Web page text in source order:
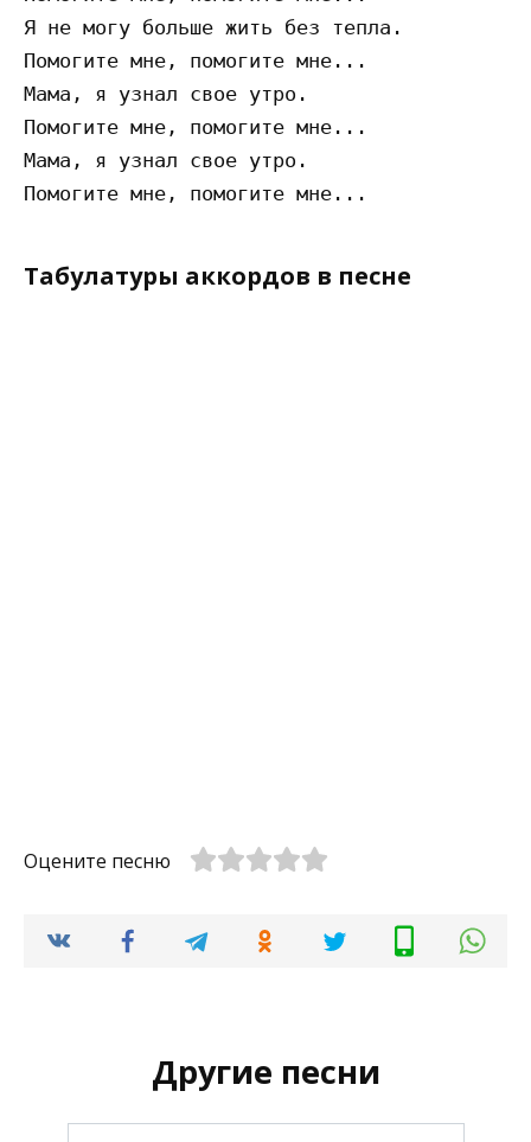
Я не могу больше жить без тепла.
Помогите мне, помогите мне...
Мама, я узнал свое утро.
Помогите мне, помогите мне...
Мама, я узнал свое утро.
Табулатуры аккордов в песне
Оцените песню
Другие песни